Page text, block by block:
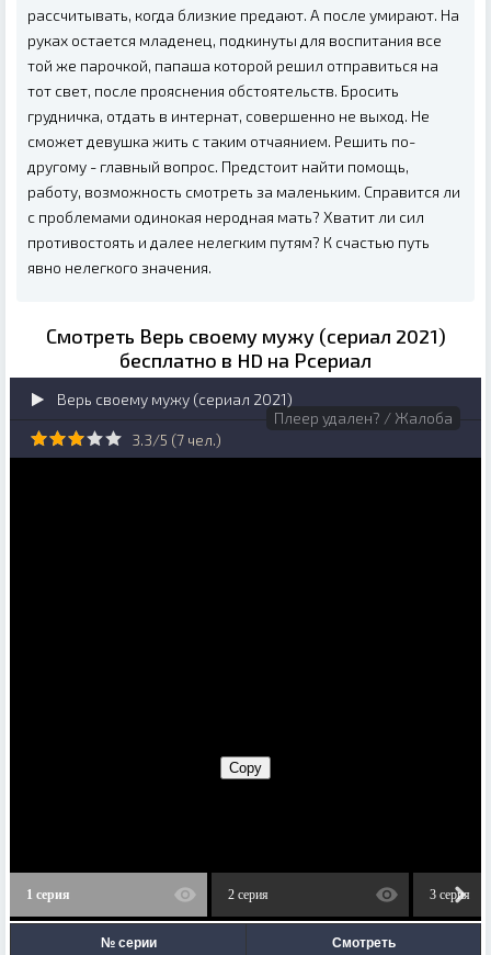
рассчитывать, когда близкие предают. А после умирают. На
руках остается младенец, подкинуты для воспитания все
той же парочкой, папаша которой решил отправиться на
тот свет, после прояснения обстоятельств. Бросить
грудничка, отдать в интернат, совершенно не выход. Не
сможет девушка жить с таким отчаянием. Решить по-
другому - главный вопрос. Предстоит найти помощь,
работу, возможность смотреть за маленьким. Справится ли
с проблемами одинокая неродная мать? Хватит ли сил
противостоять и далее нелегким путям? К счастью путь
явно нелегкого значения.
Смотреть Верь своему мужу (сериал 2021)
бесплатно в HD на Рсериал
Верь своему мужу (сериал 2021)
Плеер удален? / Жалоба
3.3/5 (7 чел.)
1 серия 2 серия 3 серия
№ серии Смотреть